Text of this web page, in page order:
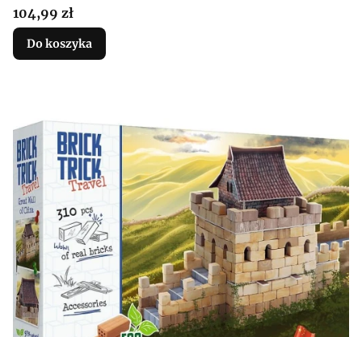
Cena
104,99 zł
Do koszyka